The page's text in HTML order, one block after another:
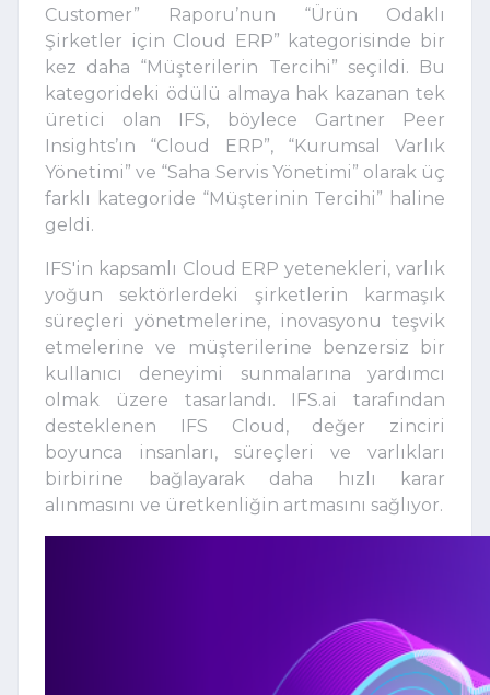
Customer” Raporu’nun “Ürün Odaklı
Şirketler için Cloud ERP” kategorisinde bir
kez daha “Müşterilerin Tercihi” seçildi. Bu
kategorideki ödülü almaya hak kazanan tek
üretici olan IFS, böylece Gartner Peer
Insights’ın “Cloud ERP”, “Kurumsal Varlık
Yönetimi” ve “Saha Servis Yönetimi” olarak üç
farklı kategoride “Müşterinin Tercihi” haline
geldi.
IFS'in kapsamlı Cloud ERP yetenekleri, varlık
yoğun sektörlerdeki şirketlerin karmaşık
süreçleri yönetmelerine, inovasyonu teşvik
etmelerine ve müşterilerine benzersiz bir
kullanıcı deneyimi sunmalarına yardımcı
olmak üzere tasarlandı. IFS.ai tarafından
desteklenen IFS Cloud, değer zinciri
boyunca insanları, süreçleri ve varlıkları
birbirine bağlayarak daha hızlı karar
alınmasını ve üretkenliğin artmasını sağlıyor.